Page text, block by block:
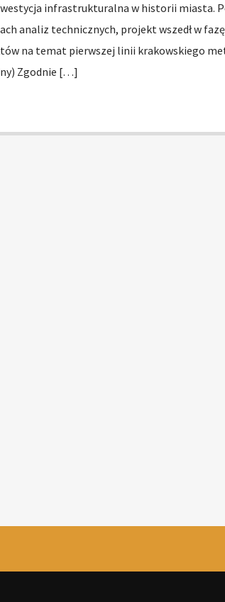
infrastrukturalna w historii miasta.
analiz technicznych, projekt wszedł w
na temat pierwszej linii krakowskiego
Zgodnie […]